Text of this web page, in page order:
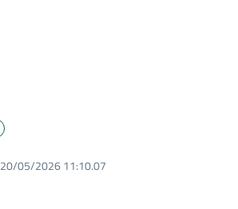
20/05/2026 11:10.07